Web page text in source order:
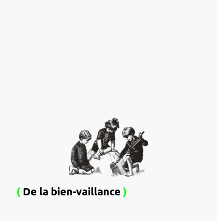
(De la bien-vaillance )